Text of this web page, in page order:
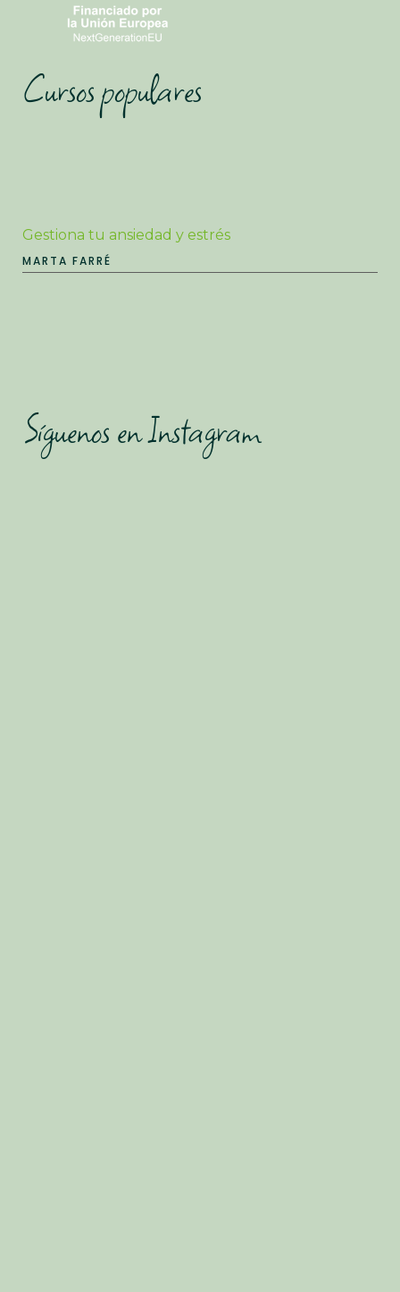
Cursos populares
Gestiona tu ansiedad y estrés
MARTA FARRÉ
Síguenos en Instagram